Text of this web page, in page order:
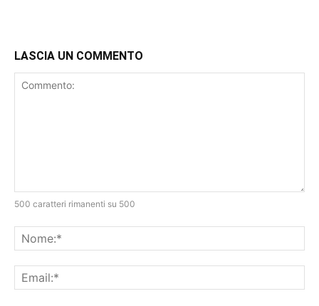
LASCIA UN COMMENTO
500 caratteri rimanenti su 500